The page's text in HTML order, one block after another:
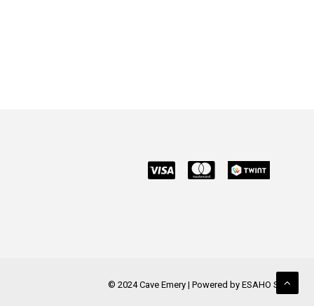
© 2024 Cave Emery | Powered by ESAHO Sàrl